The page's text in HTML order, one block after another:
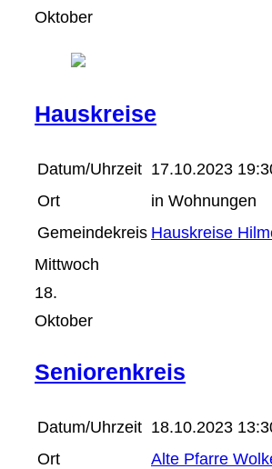
Oktober
Hauskreise
Datum/Uhrzeit 17.10.2023
Ort
in Wohnungen
Gemeindekreis Hauskreise
Mittwoch
18.
Oktober
Seniorenkreis
Datum/Uhrzeit 18.10.2023
Ort
Alte Pfarre